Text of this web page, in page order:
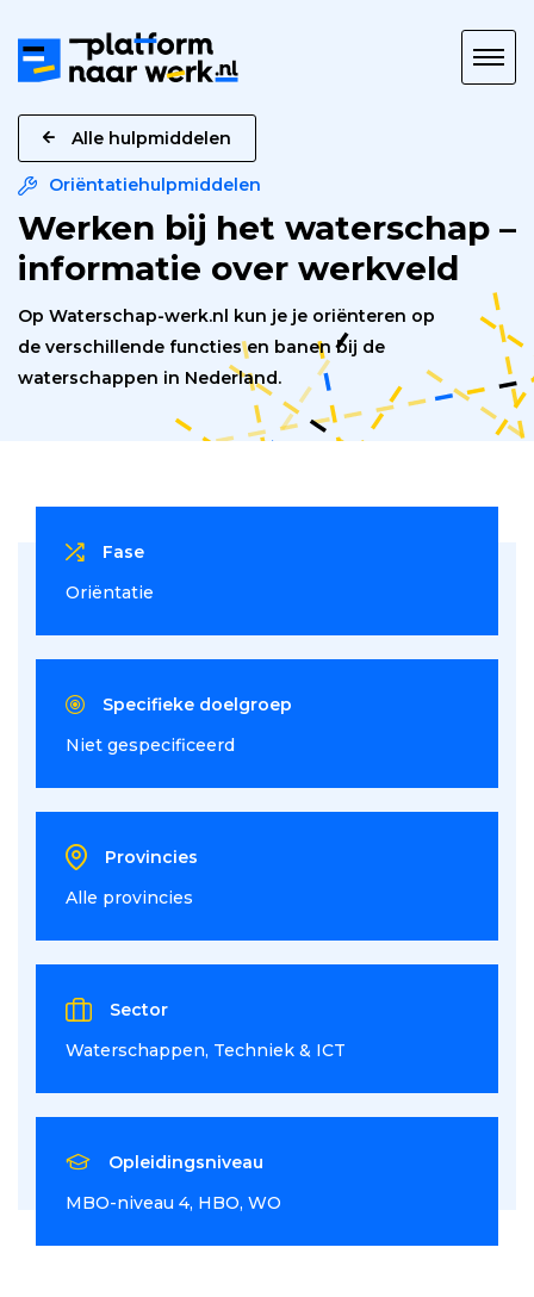
naar
Werk
Alle hulpmiddelen
Oriëntatiehulpmiddelen
Werken bij het waterschap –
informatie over werkveld
Op Waterschap-werk.nl kun je je oriënteren op
de verschillende functies en banen bij de
waterschappen in Nederland.
Fase
Oriëntatie
Specifieke doelgroep
Niet gespecificeerd
Provincies
Alle provincies
Sector
Waterschappen Techniek & ICT
Opleidingsniveau
MBO-niveau 4 HBO WO